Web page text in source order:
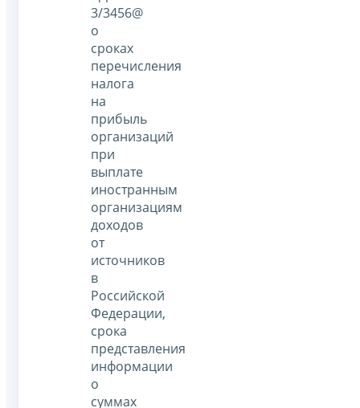
3/3456@
о
сроках
перечисления
налога
на
прибыль
организаций
при
выплате
иностранным
организациям
доходов
от
источников
в
Российской
Федерации,
срока
представления
информации
о
суммах